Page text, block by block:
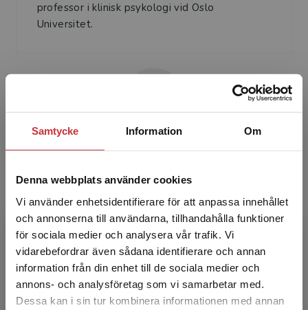
Samtycke Information Om
Denna webbplats använder cookies
Vi använder enhetsidentifierare för att anpassa innehållet
och annonserna till användarna, tillhandahålla funktioner
för sociala medier och analysera vår trafik. Vi
vidarebefordrar även sådana identifierare och annan
information från din enhet till de sociala medier och
annons- och analysföretag som vi samarbetar med.
Dessa kan i sin tur kombinera informationen med annan
Begränsad fraktregion
professor i klinisk psykologi vid Oslo
Universitet.
Gunnar Engen
Gunnar Engen är pedagog inom socialt arbete
med barn och unga, och har lång praktisk
erfarenhet.